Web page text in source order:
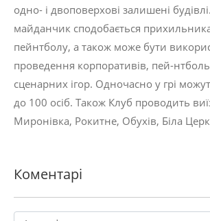
одно- і двоповерхові залишені
майданчик сподобається
пейнтболу, а також може бути
проведення корпоративів, пей-
сценарних ігор. Одночасно у грі
до 100 осіб. Також Клуб проводить
Миронівка, Рокитне, Обухів, Біла
Коментарі